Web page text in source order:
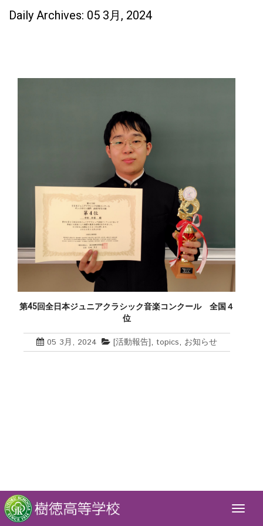
Daily Archives: 05 3月, 2024
第45回全日本ジュニアクラシック音楽コンクール 全国４
位
05 3月, 2024 [活動報告], topics, お知らせ